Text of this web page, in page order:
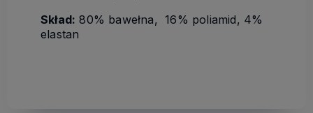
Skład: 80% bawełna, 16% poliamid, 4%
elastan